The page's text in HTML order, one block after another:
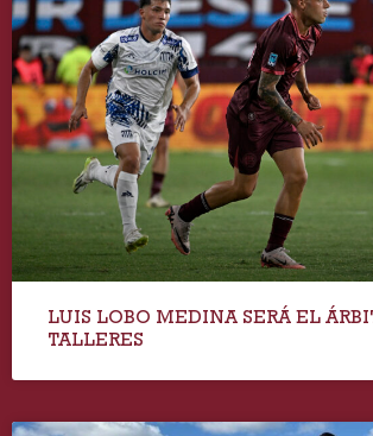
LUIS LOBO MEDINA SERÁ EL
TALLERES